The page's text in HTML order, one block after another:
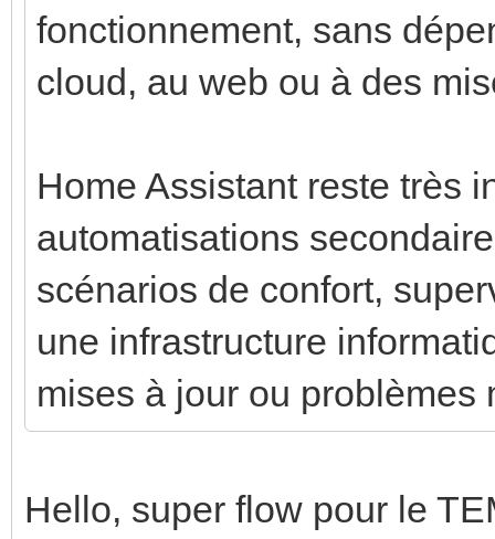
fonctionnement, sans
cloud, au web ou à des
Home Assistant reste très
automatisations
scénarios de confort,
une infrastructure
mises à jour ou problèmes
Hello, super flow pour le